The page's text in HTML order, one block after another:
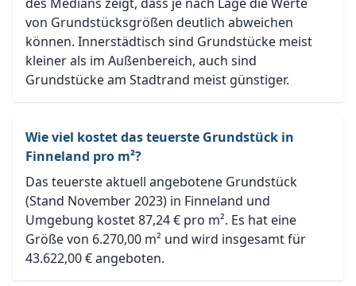
von Grundstücksgrößen deutlich abweichen
können. Innerstädtisch sind Grundstücke meist
kleiner als im Außenbereich, auch sind
Grundstücke am Stadtrand meist günstiger.
Wie viel kostet das teuerste Grundstück in
Finneland pro m²?
Das teuerste aktuell angebotene Grundstück
(Stand November 2023) in Finneland und
Umgebung kostet 87,24 € pro m². Es hat eine
Größe von 6.270,00 m² und wird insgesamt für
43.622,00 € angeboten.